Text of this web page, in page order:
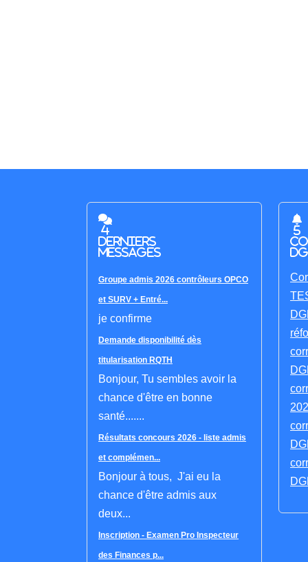
4
derniers
messages
Groupe admis 2026 contrôleurs OPCO
et SURV + Entré...
je confirme
Demande disponibilité dès
titularisation RQTH
Bonjour, Tu sembles avoir la
chance d'être en bonne
santé.......
Résultats concours 2026 - liste admis
et complémen...
Bonjour à tous, J'ai eu la
chance d'être admis aux
deux...
Inscription - Examen Pro Inspecteur
des Finances p...
5